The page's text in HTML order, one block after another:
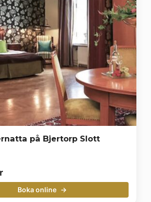
på Bjertorp Slott
Boka online